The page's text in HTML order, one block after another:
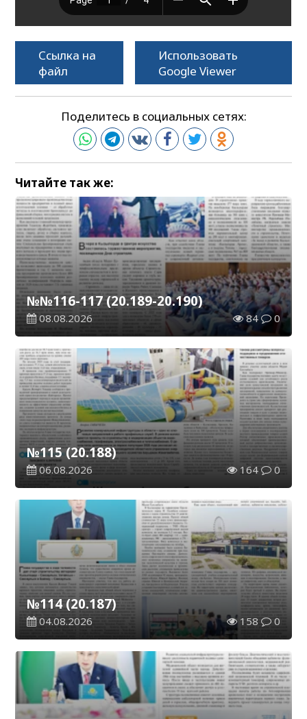
Ссылка на
файл
Использовать
Google Viewer
Поделитесь в социальных сетях:
Читайте так же:
№№116-117 (20.189-20.190)
08.08.2026 84 0
№115 (20.188)
06.08.2026 164 0
№114 (20.187)
04.08.2026 158 0